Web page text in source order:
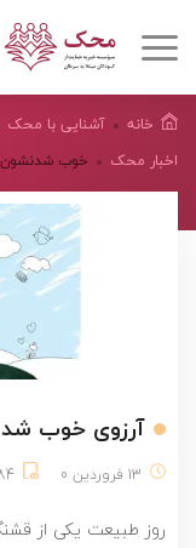
خانه آشنایی با محک
اخبار محک
خوب شدنشون
آرزوی خوب
13 فروردین 0
روز طبیعت یکی از